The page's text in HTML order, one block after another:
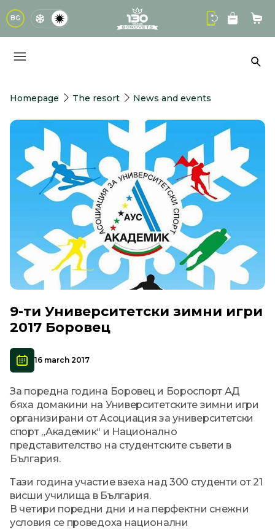
BG logo
Homepage The resort News and events
9-ти Университетски зимни игри
2017 Боровец
16 march 2017
За поредна година Боровец и Бороспорт АД
бяха домакини на Университетските зимни игри
организирани от Асоциация за университетски
спорт „Академик“ и Национално
представителство на студентските съвети в
България.
Тази година участие взеха над 300 студенти от 21
висши училища в България.
В четири поредни дни и на перфектни снежни
условия се проведоха национални